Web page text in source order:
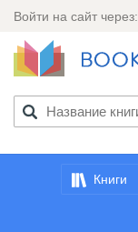
Войти на сайт через:
Книги